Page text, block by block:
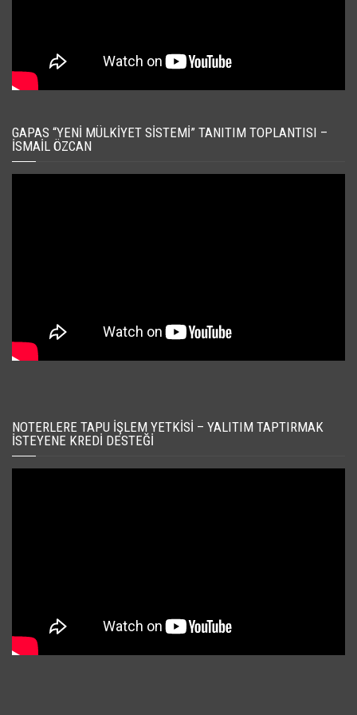
GAPAS “YENI MÜLKIYET SISTEMI” TANITIM TOPLANTISI –
İSMAIL ÖZCAN
NOTERLERE TAPU İŞLEM YETKISI – YALITIM TAPTIRMAK
İSTEYENE KREDI DESTEĞI